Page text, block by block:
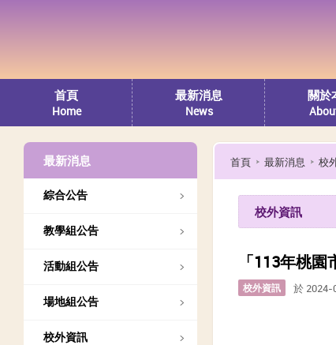
首頁
Home
最新消息
News
關於
最新消息
綜合公告
教學組公告
活動組公告
場地組公告
校外資訊
首頁 最新消息 校
校外資訊
「113年桃
校外資訊 於 2024-